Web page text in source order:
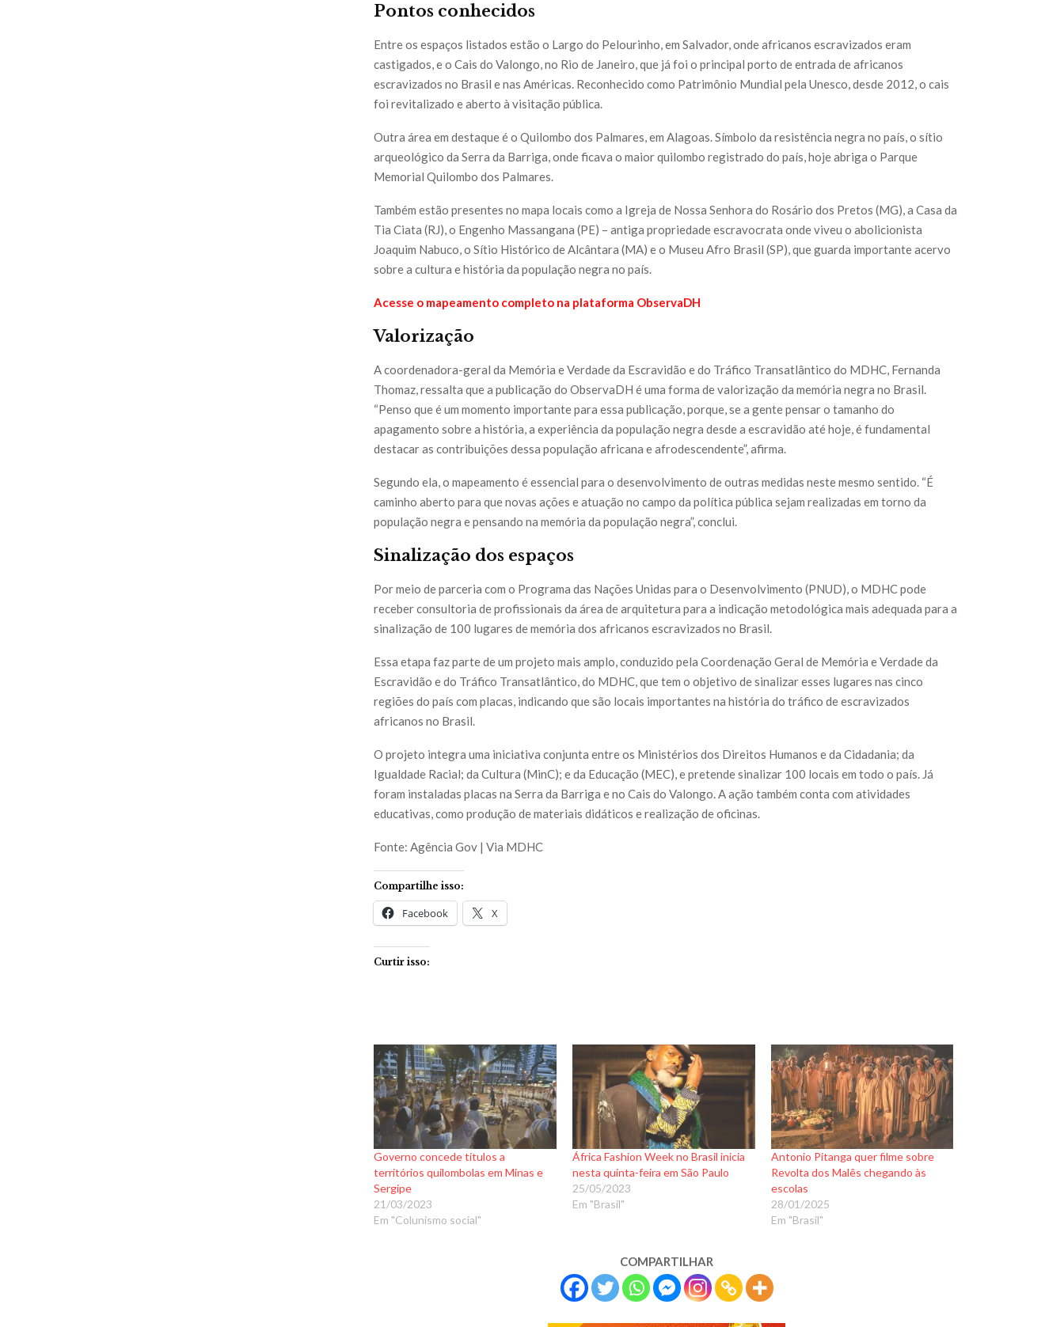
Pontos conhecidos
Entre os espaços listados estão o Largo do Pelourinho, em Salvador, onde africanos escravizados eram
castigados, e o Cais do Valongo, no Rio de Janeiro, que já foi o principal porto de entrada de africanos
escravizados no Brasil e nas Américas. Reconhecido como Patrimônio Mundial pela Unesco, desde 2012, o cais
foi revitalizado e aberto à visitação pública.
Outra área em destaque é o Quilombo dos Palmares, em Alagoas. Símbolo da resistência negra no país, o sítio
arqueológico da Serra da Barriga, onde ficava o maior quilombo registrado do país, hoje abriga o Parque
Memorial Quilombo dos Palmares.
Também estão presentes no mapa locais como a Igreja de Nossa Senhora do Rosário dos Pretos (MG), a Casa da
Tia Ciata (RJ), o Engenho Massangana (PE) – antiga propriedade escravocrata onde viveu o abolicionista
Joaquim Nabuco, o Sítio Histórico de Alcântara (MA) e o Museu Afro Brasil (SP), que guarda importante acervo
sobre a cultura e história da população negra no país.
Acesse o mapeamento completo na plataforma ObservaDH
Valorização
A coordenadora-geral da Memória e Verdade da Escravidão e do Tráfico Transatlântico do MDHC, Fernanda
Thomaz, ressalta que a publicação do ObservaDH é uma forma de valorização da memória negra no Brasil.
“Penso que é um momento importante para essa publicação, porque, se a gente pensar o tamanho do
apagamento sobre a história, a experiência da população negra desde a escravidão até hoje, é fundamental
destacar as contribuições dessa população africana e afrodescendente”, afirma.
Segundo ela, o mapeamento é essencial para o desenvolvimento de outras medidas neste mesmo sentido. “É
caminho aberto para que novas ações e atuação no campo da política pública sejam realizadas em torno da
população negra e pensando na memória da população negra”, conclui.
Sinalização dos espaços
Por meio de parceria com o Programa das Nações Unidas para o Desenvolvimento (PNUD), o MDHC pode
receber consultoria de profissionais da área de arquitetura para a indicação metodológica mais adequada para a
sinalização de 100 lugares de memória dos africanos escravizados no Brasil.
Essa etapa faz parte de um projeto mais amplo, conduzido pela Coordenação Geral de Memória e Verdade da
Escravidão e do Tráfico Transatlântico, do MDHC, que tem o objetivo de sinalizar esses lugares nas cinco
regiões do país com placas, indicando que são locais importantes na história do tráfico de escravizados
africanos no Brasil.
O projeto integra uma iniciativa conjunta entre os Ministérios dos Direitos Humanos e da Cidadania; da
Igualdade Racial; da Cultura (MinC); e da Educação (MEC), e pretende sinalizar 100 locais em todo o país. Já
foram instaladas placas na Serra da Barriga e no Cais do Valongo. A ação também conta com atividades
educativas, como produção de materiais didáticos e realização de oficinas.
Fonte: Agência Gov | Via MDHC
Compartilhe isso:
Facebook X
Curtir isso:
Governo concede títulos a
territórios quilombolas em Minas e
Sergipe
21/03/2023
Em "Colunismo social"
África Fashion Week no Brasil inicia
nesta quinta-feira em São Paulo
25/05/2023
Em "Brasil"
Antonio Pitanga quer filme sobre
Revolta dos Malês chegando às
escolas
28/01/2025
Em "Brasil"
COMPARTILHAR